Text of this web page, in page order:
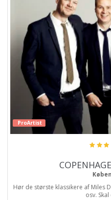
ProArtist
Hør de største klassikere af Miles
osv.